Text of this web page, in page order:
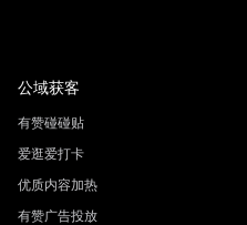
公域获客
有赞碰碰贴
爱逛爱打卡
优质内容加热
有赞广告投放